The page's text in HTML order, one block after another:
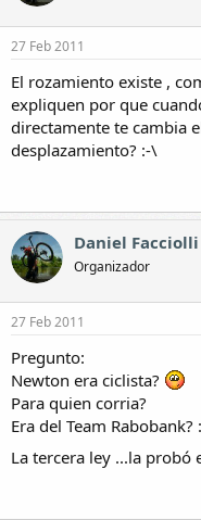
27 Feb 2011
El rozamiento existe ,
expliquen por que
directamente te cambia
desplazamiento? :-\
Daniel Facciolli
Organizador
27 Feb 2011
Pregunto:
Newton era ciclista?
Para quien corria?
Era del Team Rabobank?
La tercera ley ...la probó